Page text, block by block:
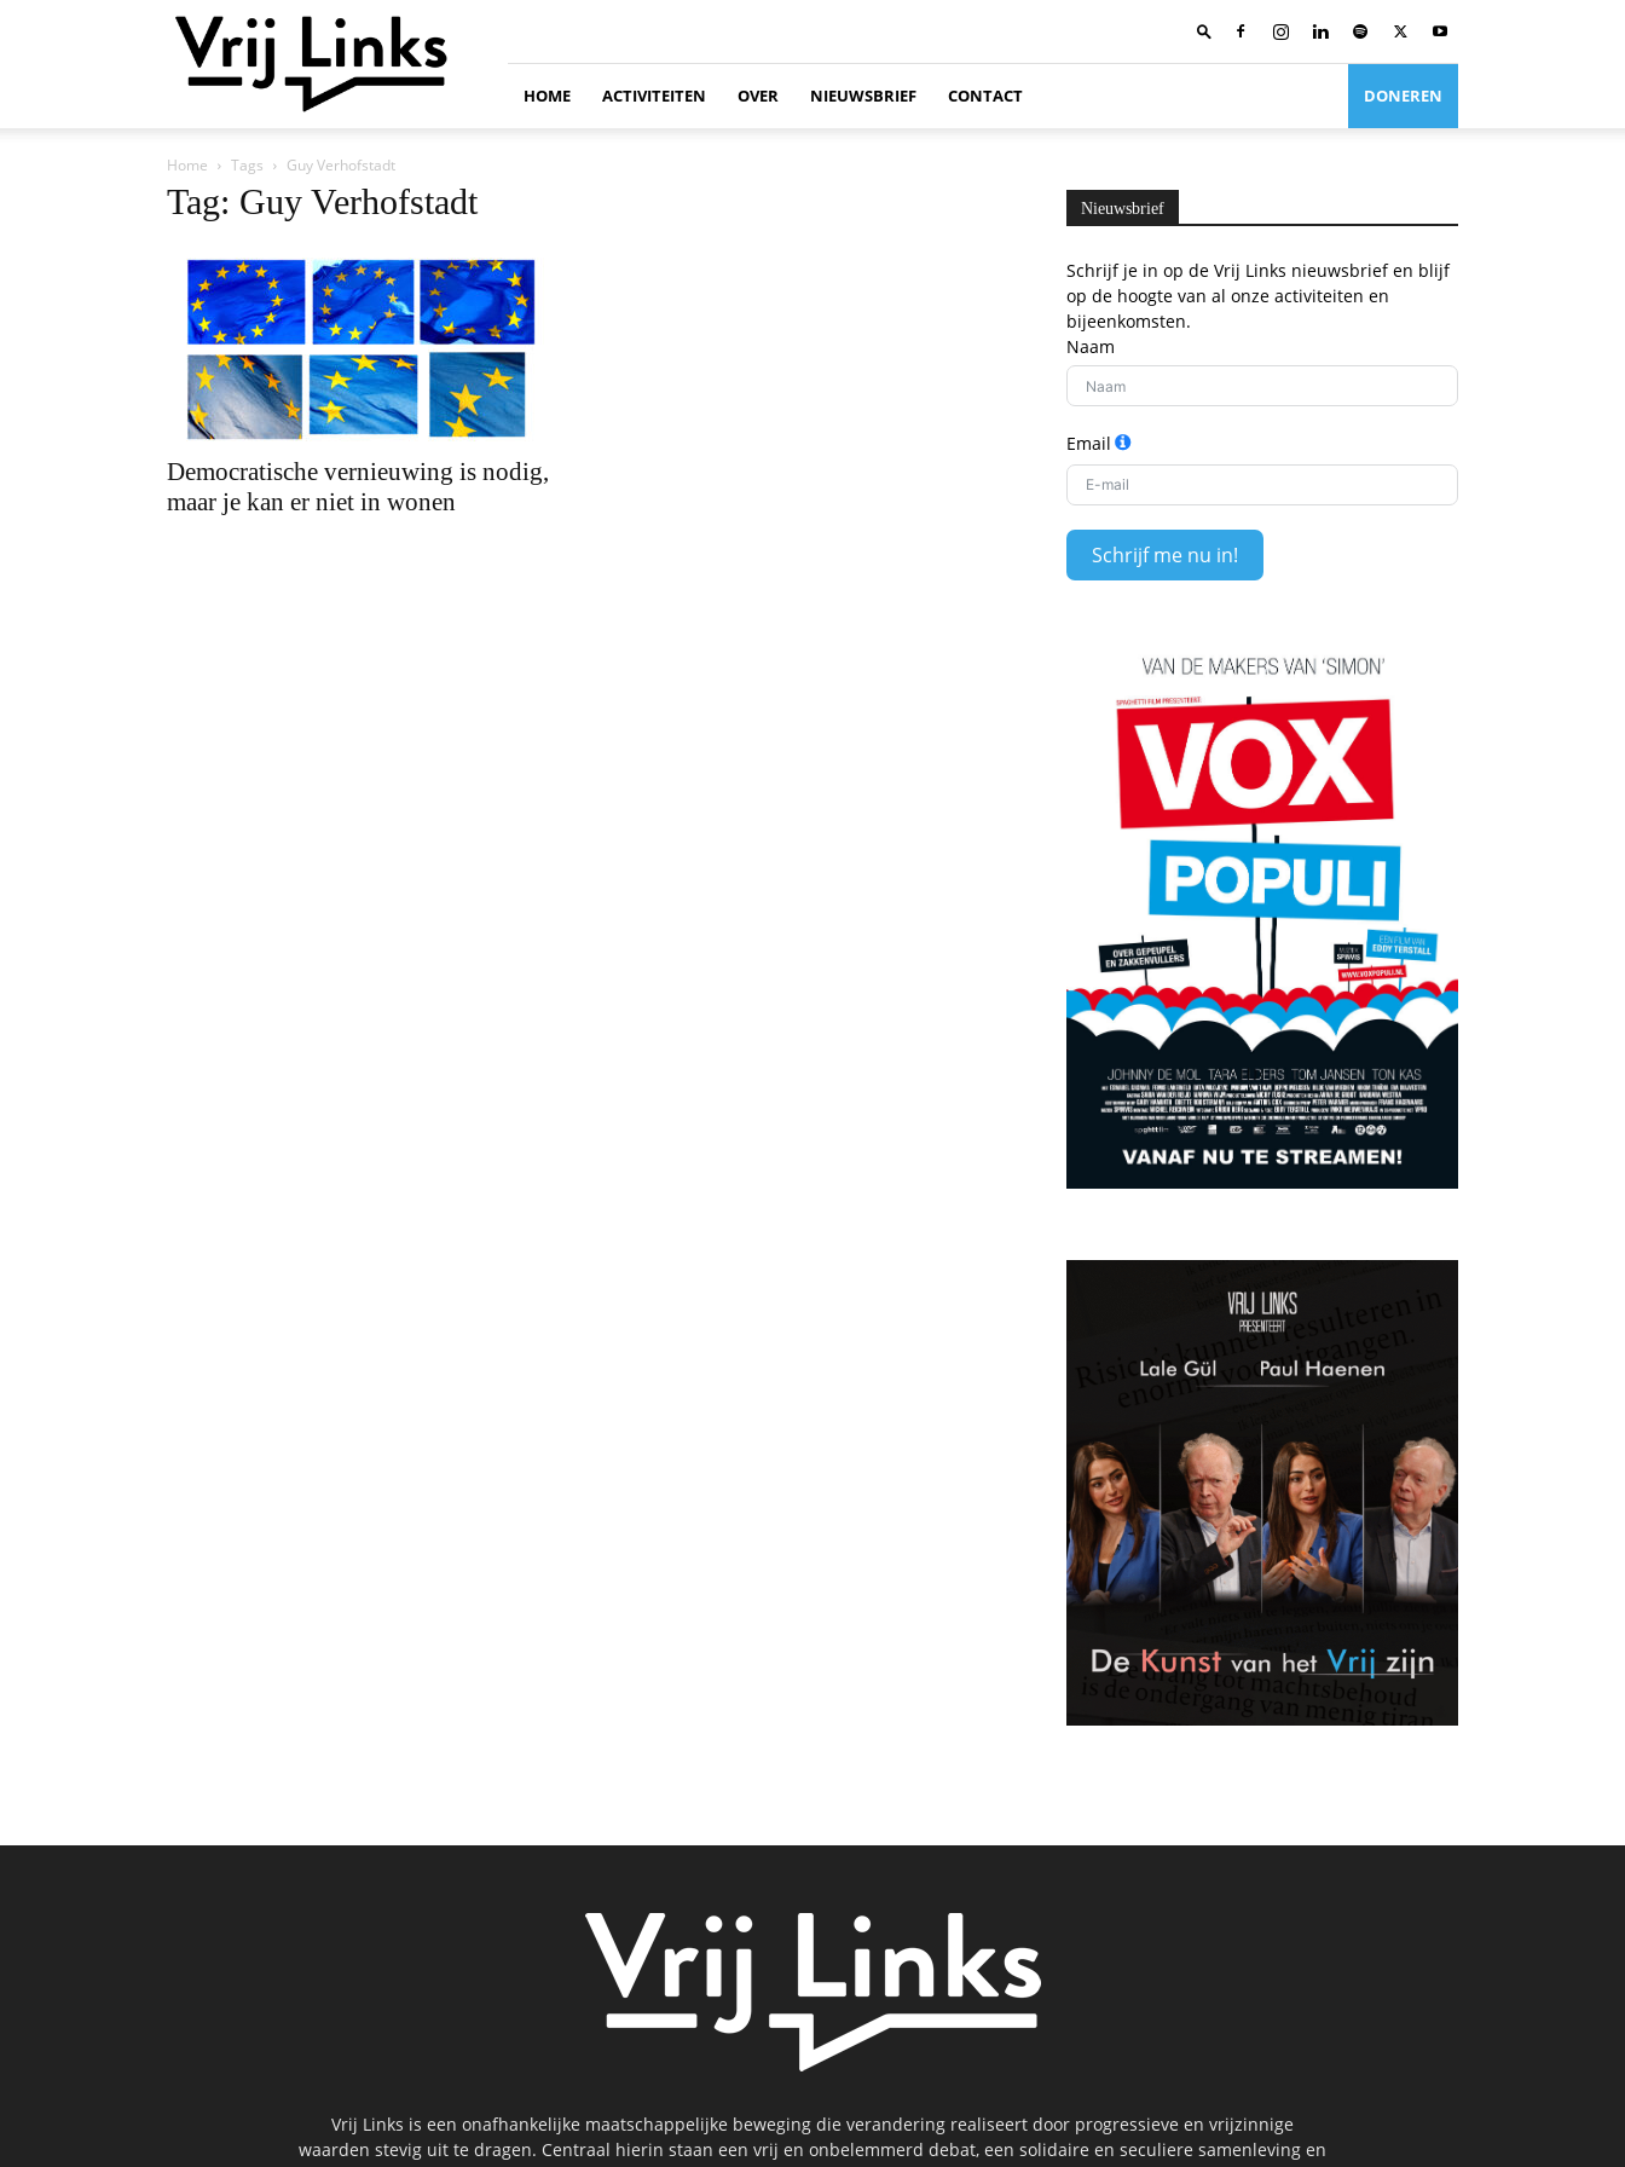
Vrij
Links
HOME ACTIVITEITEN OVER NIEUWSBRIEF CONTACT DONEREN
Home Tags Guy Verhofstadt
Tag: Guy Verhofstadt
Democratische vernieuwing is nodig,
maar je kan er niet in wonen
Nieuwsbrief
Schrijf je in op de Vrij Links nieuwsbrief en blijf
op de hoogte van al onze activiteiten en
bijeenkomsten.
Naam
Email
Schrijf me nu in!
Vrij Links is een onafhankelijke maatschappelijke beweging die verandering realiseert door progressieve en vrijzinnige
waarden stevig uit te dragen. Centraal hierin staan een vrij en onbelemmerd debat, een solidaire en seculiere samenleving en